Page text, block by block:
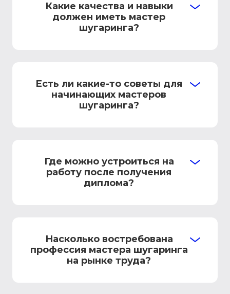
Какие качества и навыки
должен иметь мастер
шугаринга?
Есть ли какие-то советы для
начинающих мастеров
шугаринга?
Где можно устроиться на
работу после получения
диплома?
Насколько востребована
профессия мастера шугаринга
на рынке труда?